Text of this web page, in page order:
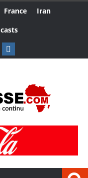
France
Iran